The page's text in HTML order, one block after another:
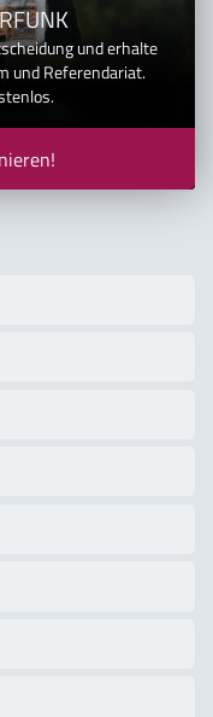
und erhalte
und Referendariat.